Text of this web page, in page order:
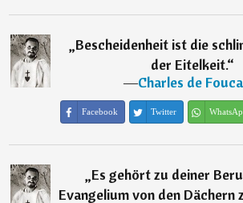
„Bescheidenheit ist die
der Eitelkeit.“
―Charles de
Facebook Twitter
„Es gehört zu deiner
Evangelium von den Dächern